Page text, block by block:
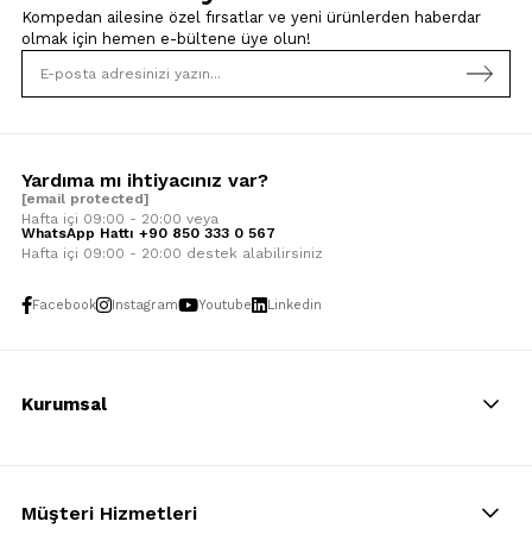
Kompedan ailesine özel fırsatlar ve yeni ürünlerden haberdar
olmak için hemen e-bültene üye olun!
Yardıma mı ihtiyacınız var?
[email protected]
Hafta içi 09:00 - 20:00 veya
WhatsApp Hattı +90 850 333 0 567
Hafta içi 09:00 - 20:00 destek alabilirsiniz
Facebook Instagram Youtube Linkedin
Kurumsal
Müşteri Hizmetleri